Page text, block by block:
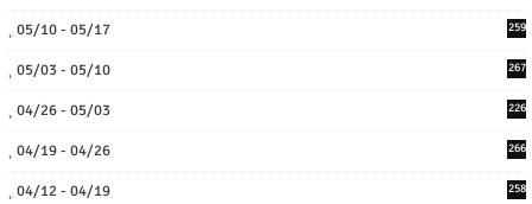
05/10 - 05/17 259
05/03 - 05/10 267
04/26 - 05/03 226
04/19 - 04/26 266
04/12 - 04/19 258